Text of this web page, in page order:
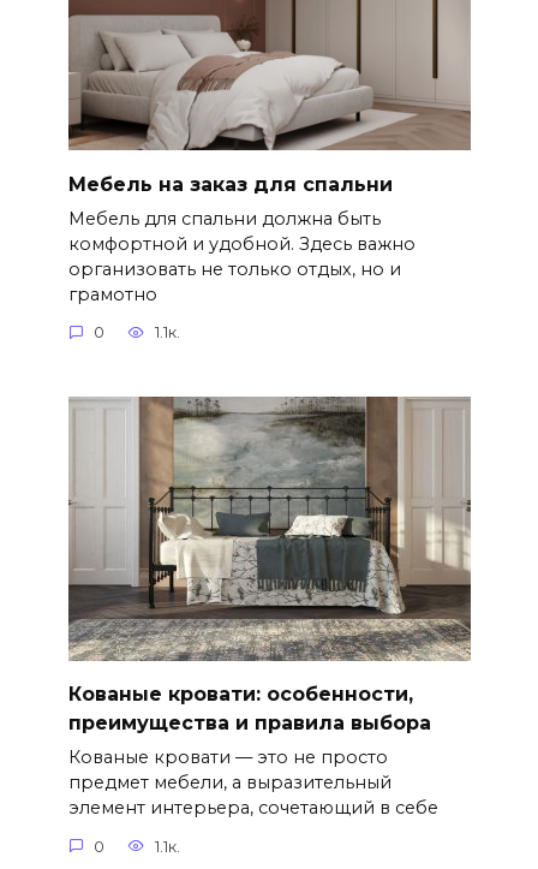
Мебель на заказ для спальни
Мебель для спальни должна быть
комфортной и удобной. Здесь важно
организовать не только отдых, но и
грамотно
0 1.1к.
Кованые кровати: особенности,
преимущества и правила выбора
Кованые кровати — это не просто
предмет мебели, а выразительный
элемент интерьера, сочетающий в себе
0 1.1к.